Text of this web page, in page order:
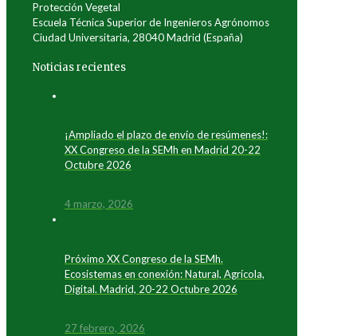
Protección Vegetal
Escuela Técnica Superior de Ingenieros Agrónomos
Ciudad Universitaria, 28040 Madrid (España)
Noticias recientes
¡Ampliado el plazo de envío de resúmenes!:
XX Congreso de la SEMh en Madrid 20-22
Octubre 2026
4 marzo, 2026
Próximo XX Congreso de la SEMh.
Ecosistemas en conexión: Natural, Agrícola,
Digital. Madrid, 20-22 Octubre 2026
27 febrero, 2026